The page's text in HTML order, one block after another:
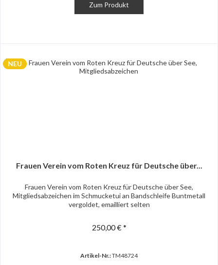
Zum Produkt
NEU
Frauen Verein vom Roten Kreuz für Deutsche über...
Frauen Verein vom Roten Kreuz für Deutsche über See,
Mitgliedsabzeichen im Schmucketui an Bandschleife Buntmetall
vergoldet, emailliert selten
250,00 € *
Artikel-Nr.:TM48724